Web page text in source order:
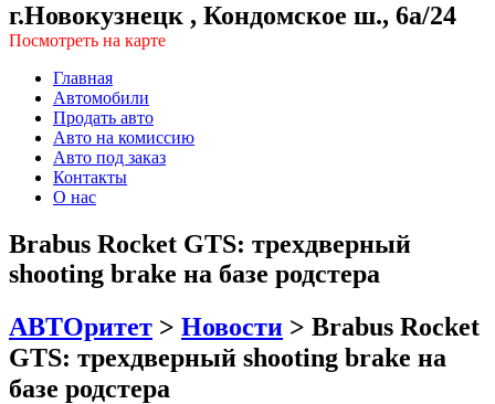
г.Новокузнецк , Кондомское ш., 6а/24
Посмотреть на карте
Главная
Автомобили
Продать авто
Авто на комиссию
Авто под заказ
Контакты
О нас
Brabus Rocket GTS: трехдверный
shooting brake на базе родстера
АВТОритет > Новости > Brabus Rocket
GTS: трехдверный shooting brake на
базе родстера